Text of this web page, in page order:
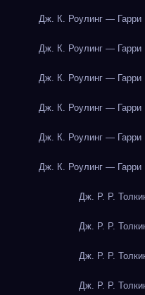
Дж. К. Роулинг — Гарри
Дж. К. Роулинг — Гарри
Дж. К. Роулинг — Гарри
Дж. К. Роулинг — Гарри
Дж. К. Роулинг — Гарри
Дж. К. Роулинг — Гарри
Дж. Р. Р.
Дж. Р. Р.
Дж. Р. Р.
Дж. Р. Р.